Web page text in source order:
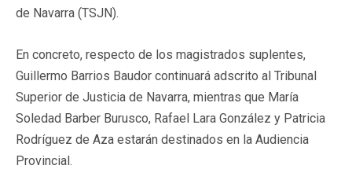
de Navarra (TSJN).
En concreto, respecto de los magistrados suplentes,
Guillermo Barrios Baudor continuará adscrito al Tribunal
Superior de Justicia de Navarra, mientras que María
Soledad Barber Burusco, Rafael Lara González y Patricia
Rodríguez de Aza estarán destinados en la Audiencia
Provincial.